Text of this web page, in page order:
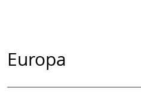
Europa